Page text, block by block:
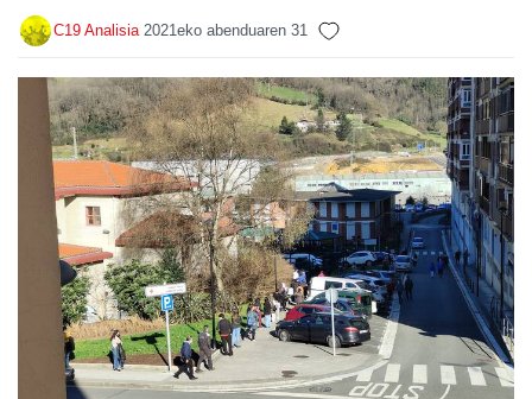
C19 Analisia 2021eko abenduaren 31